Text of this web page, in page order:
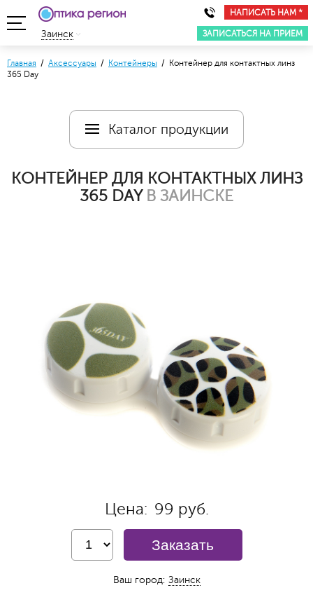
НАПИСАТЬ НАМ *
ЗАПИСАТЬСЯ НА ПРИЕМ
Заинск
Главная / Аксессуары / Контейнеры / Контейнер для контактных линз
365 Day
Каталог продукции
КОНТЕЙНЕР ДЛЯ КОНТАКТНЫХ ЛИНЗ
365 DAYВ ЗАИНСКЕ
Цена: 99 руб.
Заказать
Ваш город: Заинск